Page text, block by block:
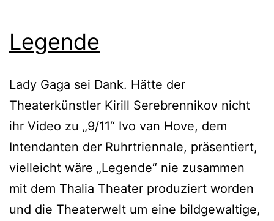
Legende
Lady Gaga sei Dank. Hätte der
Theaterkünstler Kirill Serebrennikov nicht
ihr Video zu „9/11“ Ivo van Hove, dem
Intendanten der Ruhrtriennale, präsentiert,
vielleicht wäre „Legende“ nie zusammen
mit dem Thalia Theater produziert worden
und die Theaterwelt um eine bildgewaltige,